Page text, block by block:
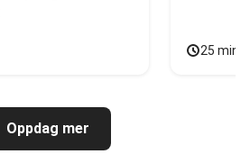
25
Oppdag mer